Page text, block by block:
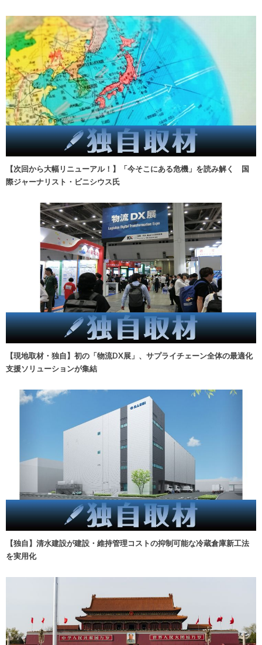
【次回から大幅リニューアル！】「今そこにある危機」を読み解く 国
際ジャーナリスト・ビニシウス氏
【現地取材・独自】初の「物流DX展」、サプライチェーン全体の最適化
支援ソリューションが集結
【独自】清水建設が建設・維持管理コストの抑制可能な冷蔵倉庫新工法
を実用化